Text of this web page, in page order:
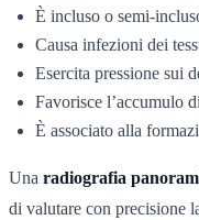
È incluso o semi-
Causa infezioni dei
Esercita pressione sui
Favorisce l’accumulo
È associato alla
Una radiografia
di valutare con precisione